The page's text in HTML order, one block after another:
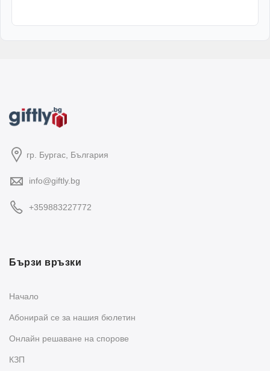
гр. Бургас, България
info@giftly.bg
+359883227772
Бързи връзки
Начало
Абонирай се за нашия бюлетин
Oнлайн решаване на спорове
КЗП